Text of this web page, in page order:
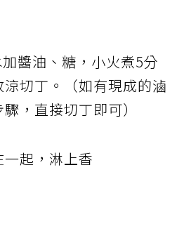
醬油、糖，小火煮5分
切丁。（如有現成的滷
，直接切丁即可）
起，淋上香